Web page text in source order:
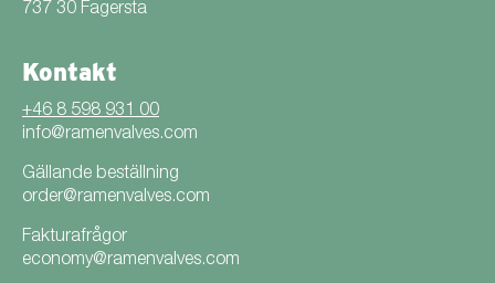
737 30 Fagersta
Kontakt
+46 8 598 931 00
info@ramenvalves.com
Gällande beställning
order@ramenvalves.com
Fakturafrågor
economy@ramenvalves.com